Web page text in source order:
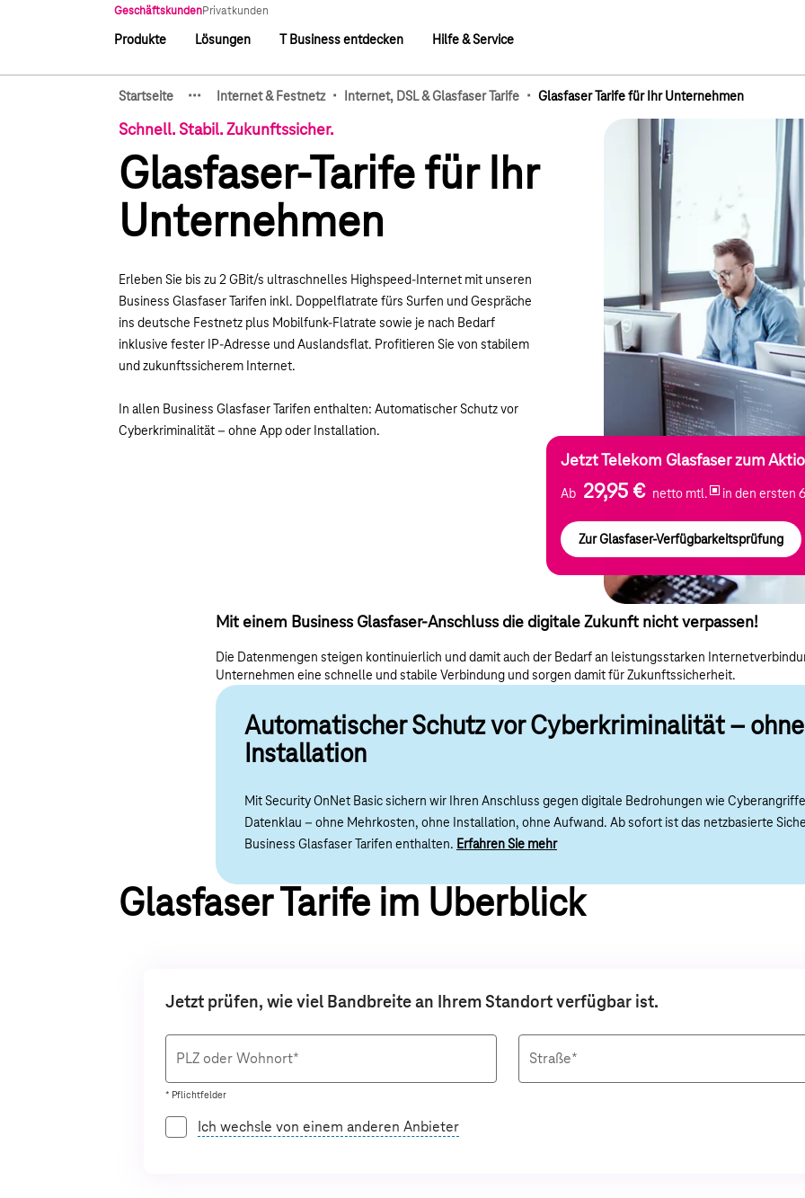
GeschäftskundenPrivatkunden
Hauptnavigation
Produkte Lösungen T Business entdecken Hilfe & Service
Startseite
Zeige verborgene Breadcrumb-Elemente
··· Internet & Festnetz · Internet, DSL & Glasfaser Tarife · Glasfaser Tarife für Ihr Unternehmen
Schnell. Stabil. Zukunftssicher.
Glasfaser-Tarife für Ihr
Unternehmen
Erleben Sie bis zu 2 GBit/s ultraschnelles Highspeed-Internet mit unseren
Business Glasfaser Tarifen inkl. Doppelflatrate fürs Surfen und Gespräche
ins deutsche Festnetz plus Mobilfunk-Flatrate sowie je nach Bedarf
inklusive fester IP-Adresse und Auslandsflat. Profitieren Sie von stabilem
und zukunftssicherem Internet.
n allen Business Glasfaser Tarifen enthalten: Automatischer Schutz vor
Cyberkriminalität – ohne App oder Installation.
Jetzt Telekom Glasfaser zum
Ab 29,95 € netto mtl. in den ersten
Zur Glasfaser-Verfügbarkeitsprüfung
Mit einem Business Glasfaser-Anschluss die digitale Zukunft nicht verpassen!
Die Datenmengen steigen kontinuierlich und damit auch der Bedarf an leistungsstarken
Unternehmen eine schnelle und stabile Verbindung und sorgen damit für Zukunftssicherheit.
Automatischer Schutz vor Cyberkriminalität –
Installation
Mit Security OnNet Basic sichern wir Ihren Anschluss gegen digitale Bedrohungen wie
Datenklau – ohne Mehrkosten, ohne Installation, ohne Aufwand. Ab sofort ist das netzbasierte
Business Glasfaser Tarifen enthalten. Erfahren Sie mehr
Glasfaser Tarife im Überblick
Jetzt prüfen, wie viel Bandbreite an Ihrem Standort verfügbar ist.
PLZ oder Wohnort* Straße*
* Pflichtfelder
Ich wechsle von einem anderen Anbieter